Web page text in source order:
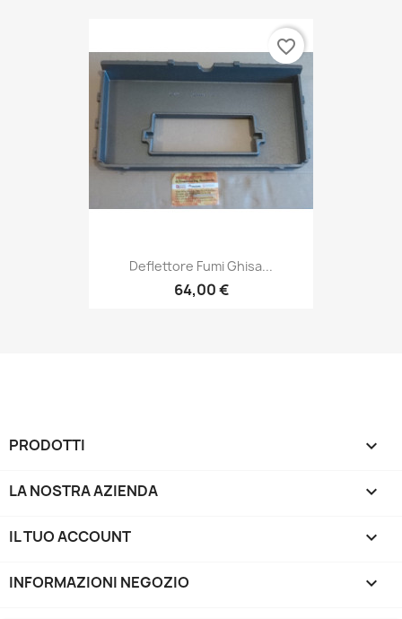
Deflettore Fumi Ghisa...
64,00 €
favorite_border
PRODOTTI 
LA NOSTRA AZIENDA 
IL TUO ACCOUNT 
INFORMAZIONI NEGOZIO keyboard_arrow_down